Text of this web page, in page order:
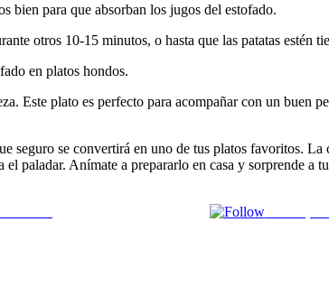
bien para que absorban los jugos del estofado.
otros 10-15 minutos, o hasta que las patatas estén
en platos hondos.
Este plato es perfecto para acompañar con un buen
seguro se convertirá en uno de tus platos favoritos.
paladar. Anímate a prepararlo en casa y sorprende a
en X Enviar por